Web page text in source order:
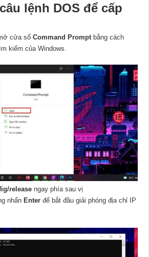
lệnh DOS để cấp
cửa sổCommand Prompt bằng cách
kiếm của Windows.
releasengay phía sau vị
nhấn Enter để bắt đầu giải phóng địa chỉ IP